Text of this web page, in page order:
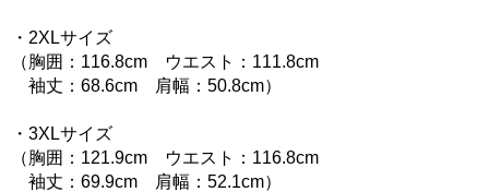
・2XLサイズ
（胸囲：116.8cm ウエスト：111.8cm
袖丈：68.6cm 肩幅：50.8cm）
・3XLサイズ
（胸囲：121.9cm ウエスト：116.8cm
袖丈：69.9cm 肩幅：52.1cm）